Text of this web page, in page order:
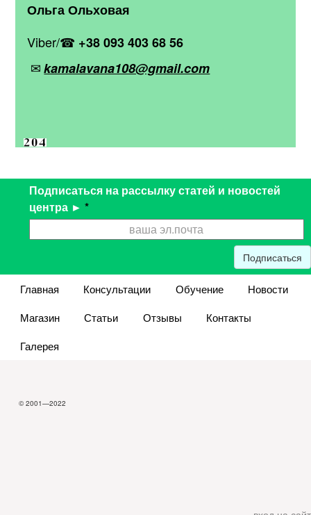
Ольга Ольховая
Viber/☎ +38 093 403 68 56
✉ kamalavana108@gmail.com
Подписаться на рассылку статей и новостей
центра ► *
Подписаться
Главная Консультации Обучение
Новости
Магазин
Статьи Отзывы
Контакты
Галерея
© 2001—2022